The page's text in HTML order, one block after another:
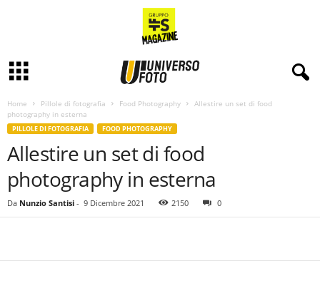
Home Pillole di fotografia Food Photography
Allestire un set di food
photography in esterna
PILLOLE DI FOTOGRAFIA FOOD PHOTOGRAPHY
Allestire un set di food
photography in esterna
Da Nunzio Santisi - 9 Dicembre 2021 2150 0